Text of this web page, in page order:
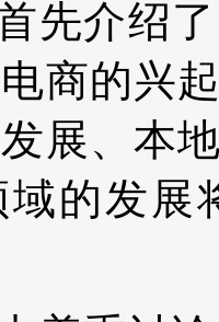
先介绍
商的兴
展、本
的发展